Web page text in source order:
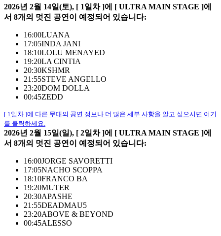
2026년 2월 14일(토), [ 1일차 ]에 [ ULTRA MAIN STAGE ]에
서 8개의 멋진 공연이 예정되어 있습니다:
16:00LUANA
17:05INDA JANI
18:10LOLU MENAYED
19:20LA CINTIA
20:30KSHMR
21:55STEVE ANGELLO
23:20DOM DOLLA
00:45ZEDD
[ 1일차 ]에 다른 무대의 공연 정보나 더 많은 세부 사항을 알고 싶으시면 여기
를 클릭하세요.
2026년 2월 15일(일), [ 2일차 ]에 [ ULTRA MAIN STAGE ]에
서 8개의 멋진 공연이 예정되어 있습니다:
16:00JORGE SAVORETTI
17:05NACHO SCOPPA
18:10FRANCO BA
19:20MUTER
20:30APASHE
21:55DEADMAU5
23:20ABOVE & BEYOND
00:45ALESSO